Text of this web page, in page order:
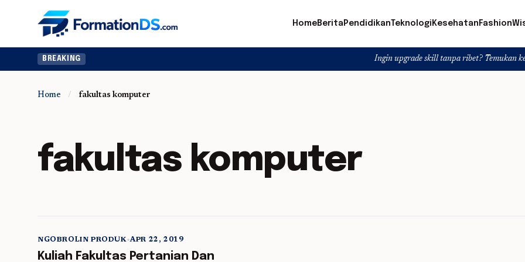
HomeBerita PendidikanTeknologi Kesehatan Fashion
BREAKING Ingin upgrade skill tanpa ribet? Temukan kelas seru
Home / fakultas komputer
fakultas komputer
NGOBROLIN PRODUK•APR 22, 2019
Kuliah Fakultas Pertanian Dan